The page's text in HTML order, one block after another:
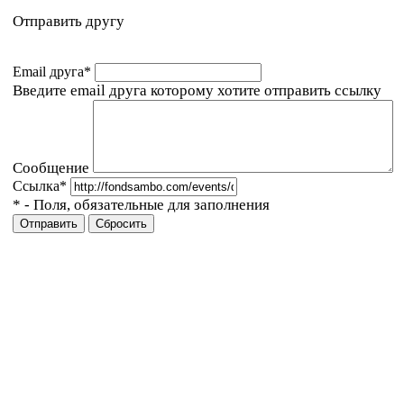
Отправить другу
Email друга*
Введите email друга которому хотите отправить ссылку
Сообщение
Ссылка*
* - Поля, обязательные для заполнения